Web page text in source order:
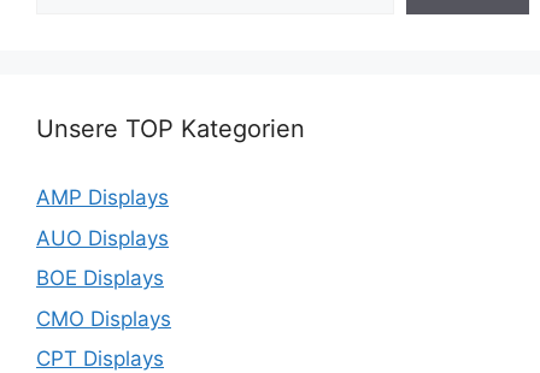
Unsere TOP Kategorien
AMP Displays
AUO Displays
BOE Displays
CMO Displays
CPT Displays